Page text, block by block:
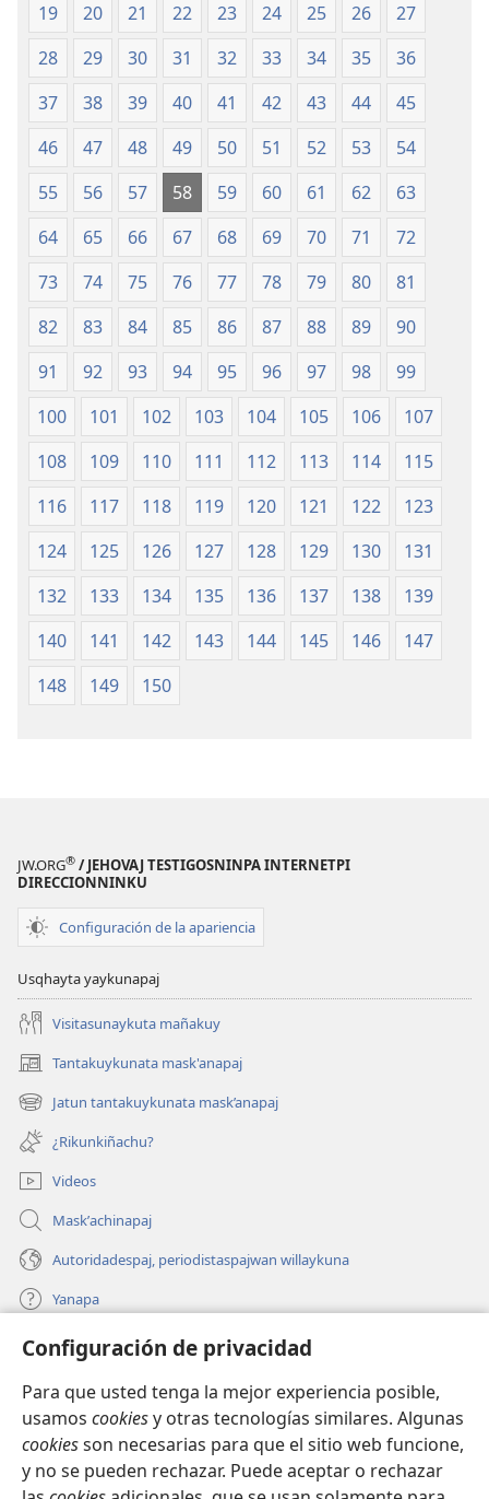
Configuración de privacidad
Para que usted tenga la mejor experiencia posible,
usamos cookiesy otras tecnologías similares. Algunas
cookiesson necesarias para que el sitio web funcione,
y no se pueden rechazar. Puede aceptar o rechazar
19
20 21 22 23 24 25 26
27
28
29 30 31 32 33 34 35
36
37
38 39 40 41 42 43 44
45
46
47 48 49 50 51 52 53
54
55
56 57 58 59 60 61 62
63
64
65 66 67 68 69 70 71
72
73
74 75 76 77 78 79 80
81
82
83 84 85 86 87 88 89
90
91
92 93 94 95 96 97 98
99
100
101 102 103 104 105 106
107
108
109 110 111 112 113 114
115
116
117 118 119 120 121 122
123
124
125 126 127 128 129 130
131
132
133 134 135 136 137 138
139
140
141 142 143 144 145 146
147
148
149 150
JW.ORG® / JEHOVAJ TESTIGOSNINPA INTERNETPI
DIRECCIONNINKU
Configuración de la apariencia
Usqhayta yaykunapaj
Visitasunaykuta mañakuy
Tantakuykunata mask'anapaj
(opens
new
window)
Jatun tantakuykunata mask’anapaj
(opens
new
window)
¿Rikunkiñachu?
Videos
Maskʼachinapaj
Autoridadespaj, periodistaspajwan willaykuna
Yanapa
Donaciones
new
window)INTERNETPI BIBLIOTECA Watchtower™
(opens
new
window)JW Hub
(opens
new